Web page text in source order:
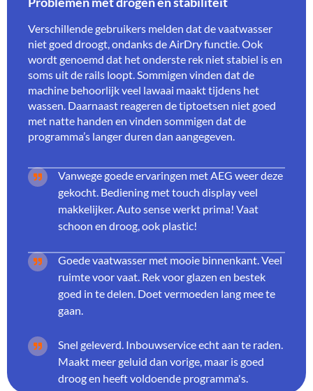
Verschillende gebruikers melden dat de vaatwasser
niet goed droogt, ondanks de AirDry functie. Ook
wordt genoemd dat het onderste rek niet stabiel is en
soms uit de rails loopt. Sommigen vinden dat de
machine behoorlijk veel lawaai maakt tijdens het
wassen. Daarnaast reageren de tiptoetsen niet goed
met natte handen en vinden sommigen dat de
programma’s langer duren dan aangegeven.
Vanwege goede ervaringen met AEG weer deze
gekocht. Bediening met touch display veel
makkelijker. Auto sense werkt prima! Vaat
schoon en droog, ook plastic!
Goede vaatwasser met mooie binnenkant. Veel
ruimte voor vaat. Rek voor glazen en bestek
goed in te delen. Doet vermoeden lang mee te
gaan.
Snel geleverd. Inbouwservice echt aan te raden.
Maakt meer geluid dan vorige, maar is goed
droog en heeft voldoende programma's.